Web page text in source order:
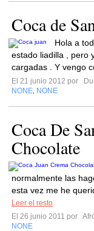
Coca de
Hola a
estado liadilla , pero
cargadas . Y vengo
El 21 junio 2012 por
NONE NONE
Coca De
Chocolate
normalmente las
esta vez me he
Leer el resto
El 26 junio 2011 por
NONE